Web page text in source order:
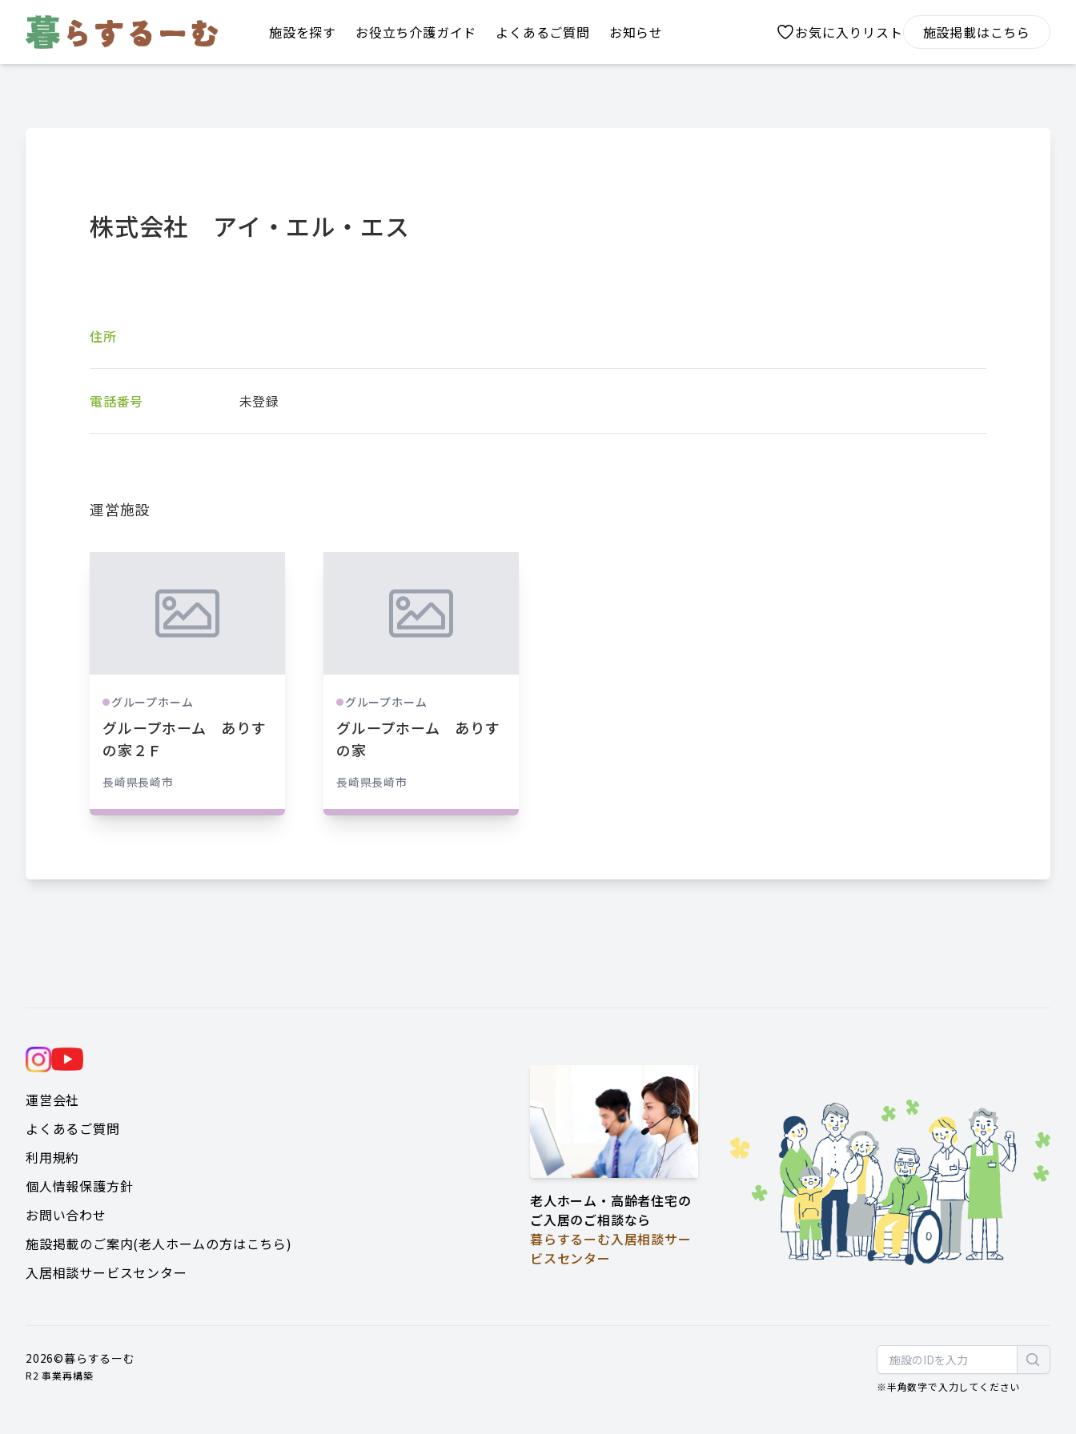
施設を探す お役立ち介護ガイド よくあるご質問 お知らせ お気に入りリスト 施設掲載はこちら
株式会社 アイ・エル・エス
住所
電話番号 未登録
運営施設
● グループホーム
グループホーム ありす
の家２Ｆ
長崎県長崎市
● グループホーム
グループホーム ありす
の家
長崎県長崎市
運営会社
よくあるご質問
利用規約
個人情報保護方針
お問い合わせ
施設掲載のご案内(老人ホームの方はこちら)
入居相談サービスセンター
老人ホーム・高齢者住宅の
ご入居のご相談なら
暮らするーむ入居相談サー
ビスセンター
2026©暮らするーむ
R2 事業再構築
※半角数字で入力してください